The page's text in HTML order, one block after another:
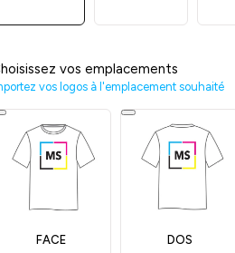
vos emplacements
vos logos à l'emplacement souhaité
FACE DOS